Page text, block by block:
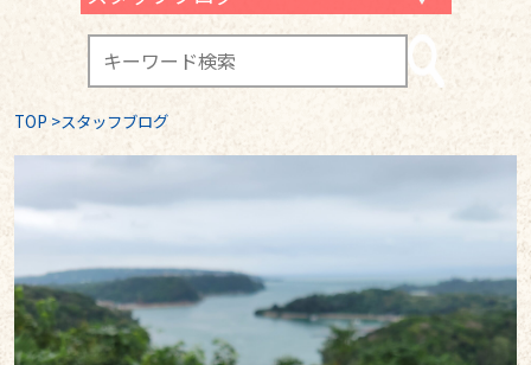
TOP >スタッフブログ